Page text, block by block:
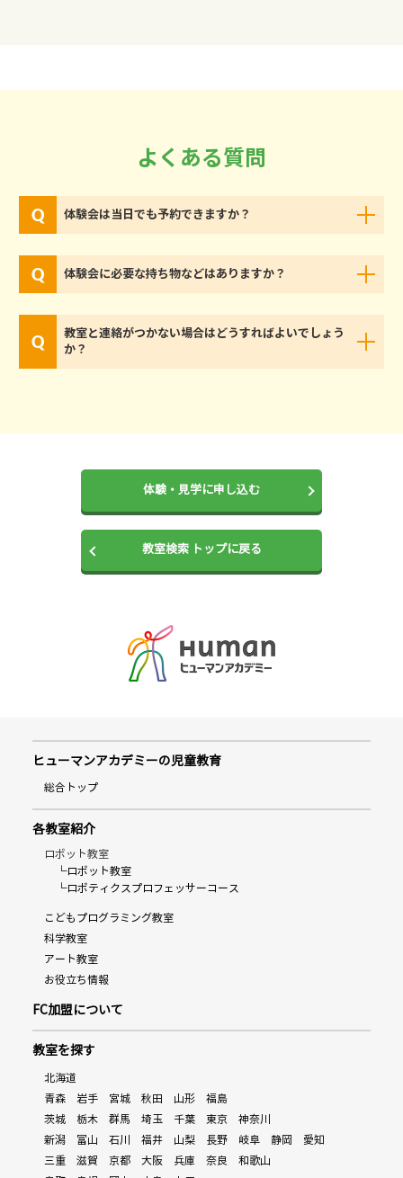
よくある質問
体験会は当日でも予約できますか？
体験会に必要な持ち物などはありますか？
教室と連絡がつかない場合はどうすればよいでしょう
か？
体験・見学に申し込む
教室検索 トップに戻る
ヒューマンアカデミーの児童教育
総合トップ
各教室紹介
ロボット教室
└ロボット教室
└ロボティクスプロフェッサーコース
こどもプログラミング教室
科学教室
アート教室
お役立ち情報
FC加盟について
教室を探す
北海道
青森
岩手 宮城 秋田 山形
福島
茨城
栃木 群馬 埼玉 千葉 東京
神奈川
新潟
富山 石川 福井 山梨 長野 岐阜 静岡
愛知
三重
滋賀 京都 大阪 兵庫 奈良
和歌山